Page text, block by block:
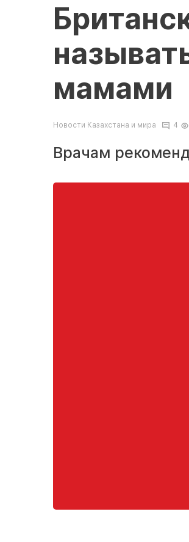
мамами
Новости Казахстана и мира 4
Врачам